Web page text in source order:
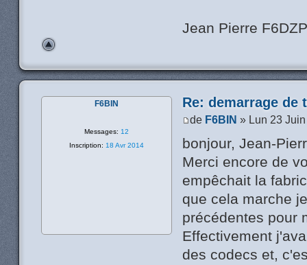
Jean Pierre
Re: demarrage de
de F6BIN » Lun 23
bonjour, Jean-
Merci encore de
empêchait la
que cela marche
précédentes pour
Effectivement
des codecs et,
F6BIN
Messages: 12
Inscription: 18 Avr 2014